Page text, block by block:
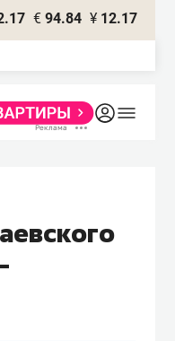
€ 94.84 ¥ 12.17